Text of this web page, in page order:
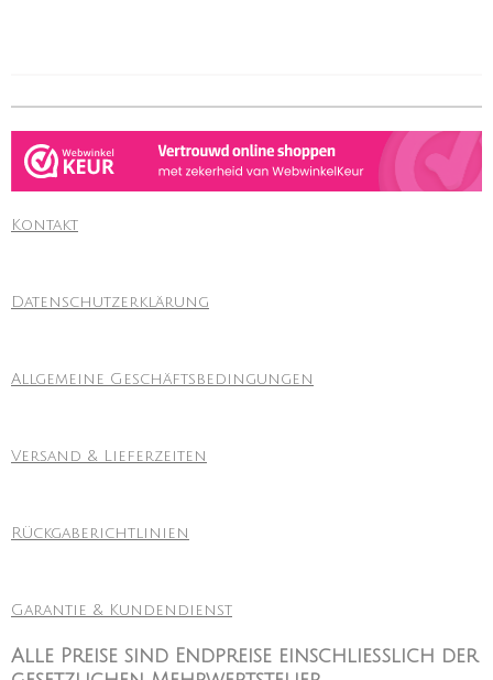
Kontakt
Datenschutzerklärung
Allgemeine Geschäftsbedingungen
Versand & Lieferzeiten
Rückgaberichtlinien
Garantie & Kundendienst
Alle Preise sind Endpreise einschließlich der